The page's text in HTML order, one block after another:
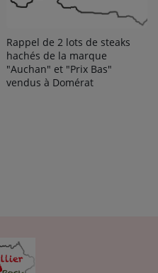
Rappel de 2 lots de steaks
hachés de la marque
"Auchan" et "Prix Bas"
vendus à Domérat